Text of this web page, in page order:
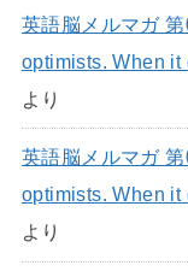
英語脳メルマガ
optimists. When it
より
英語脳メルマガ
optimists. When it
より